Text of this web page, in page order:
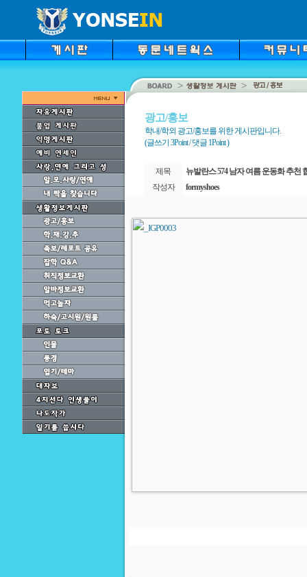
광고/홍보
학내/학외 광고/홍보를 위한 게시판입니다.
(글쓰기 3Point / 댓글 1Point )
제목
뉴발란스 574 남자 여름 운동화 추천
작성자
formyshoes